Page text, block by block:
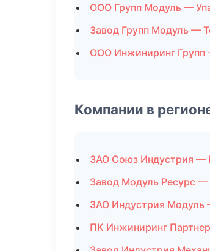
ООО Групп Модуль —
Завод Групп Модуль —
ООО Инжиниринг
Компании в
ЗАО Союз Индустрия —
Завод Модуль Ресурс
ЗАО Индустрия Модуль
ПК Инжиниринг